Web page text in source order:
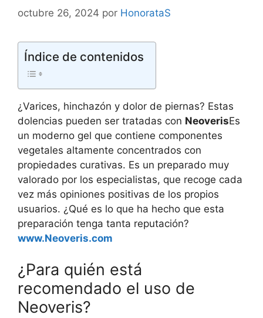
octubre 26, 2024 por HonorataS
Índice de contenidos
¿Varices, hinchazón y dolor de piernas? Estas
dolencias pueden ser tratadas con NeoverisEs
un moderno gel que contiene componentes
vegetales altamente concentrados con
propiedades curativas. Es un preparado muy
valorado por los especialistas, que recoge cada
vez más opiniones positivas de los propios
usuarios. ¿Qué es lo que ha hecho que esta
preparación tenga tanta reputación?
www.Neoveris.com
¿Para quién está
recomendado el uso de
Neoveris?